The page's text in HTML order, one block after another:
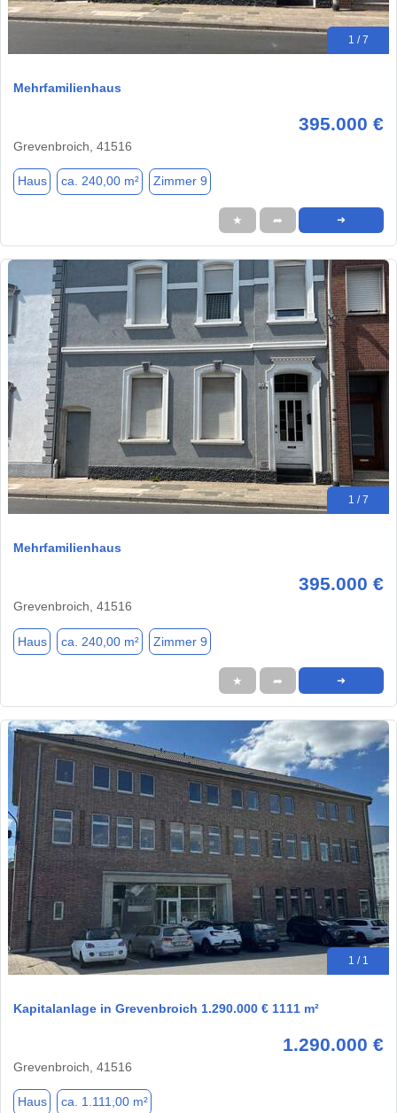
1 / 7
Mehrfamilienhaus
395.000 €
Grevenbroich, 41516
Haus ca. 240,00 m² Zimmer 9
★ ➦ ➜
1 / 7
Mehrfamilienhaus
395.000 €
Grevenbroich, 41516
Haus ca. 240,00 m² Zimmer 9
★ ➦ ➜
1 / 1
Kapitalanlage in Grevenbroich 1.290.000 € 1111 m²
1.290.000 €
Grevenbroich, 41516
Haus ca. 1.111,00 m²